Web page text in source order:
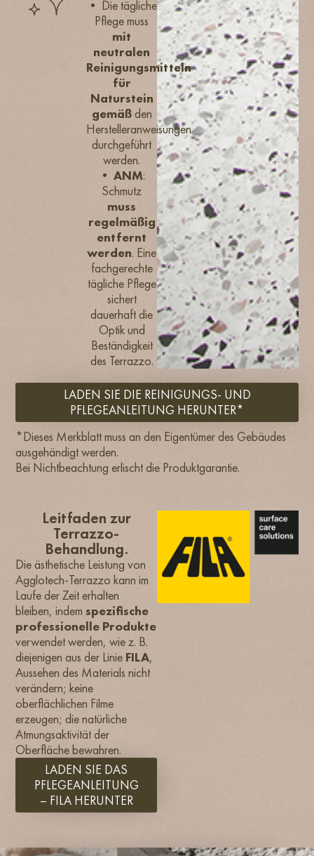
• Die tägliche
Pflege muss
mit
neutralen
Reinigungsmitteln
für
Naturstein
gemäßden
Herstelleranweisungen
durchgeführt
werden.
• ANM:
Schmutz
muss
regelmäßig
entfernt
werden. Eine
fachgerechte
tägliche Pflege
sichert
dauerhaft die
Optik und
Beständigkeit
des Terrazzo.
LADEN SIE DIE REINIGUNGS- UND
PFLEGEANLEITUNG HERUNTER*
*Dieses Merkblatt muss an den Eigentümer des Gebäudes
ausgehändigt werden.
Bei Nichtbeachtung erlischt die Produktgarantie.
Leitfaden zur
Terrazzo-
Behandlung.
Die ästhetische Leistung von
Agglotech-Terrazzo kann im
Laufe der Zeit erhalten
bleiben, indemspezifische
professionelle Produkte
verwendet werden, wie z. B.
diejenigen aus der Linie FILA,
Aussehen des Materials nicht
verändern; keine
oberflächlichen Filme
erzeugen; die natürliche
Atmungsaktivität der
Oberfläche bewahren.
LADEN SIE DAS
PFLEGEANLEITUNG
– FILA HERUNTER